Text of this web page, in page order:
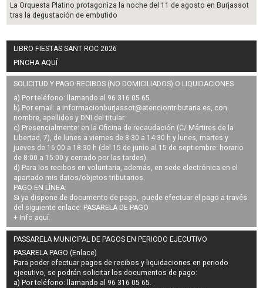
La Orquesta Platino protagoniza la noche del 11 de agosto en Burjassot
tras la degustación de embutido
LIBRO FIESTAS SANT ROC 2026
PINCHA AQUÍ
SOLICITUD Y PAGO RECIBOS (NO DOMICILIADOS) O LIQUIDACIONES
a) Por teléfono: llamando al 96 316 05 65.
b) Por email: a informacionburjassot@atenciontributaria.es, con
nombre, apellidos y DNI del titular.
c) Presencialmente: en la Oficina de recaudación (C/ Mártires de la
Libertad, 7), de lunes a viernes de 8:30 a 14:30 h y lunes, martes y
jueves de 16:00 a 18:30 h (del 15 de junio al 15 de septiembre: horario
de 8:00 a 15:00 y cerrado por las tardes).
d) Para los recibos en voluntaria, además, en sede electrónica en el
apartado mis datos/objetos tributarios.
PAGO EN LÍNEA:
Si ya dispone de documento de pago, puede efectuar el pago a través
del siguiente enlace: PASARELA DE PAGO
+ Info aquí.
PASSARELA MUNICIPAL DE PAGOS EN PERIODO EJECUTIVO
PASARELA PAGO (Enlace)
Para poder efectuar pagos derecibos y liquidaciones en periodo
ejecutivo, se podrán solicitar los documentos de pago:
a) Por teléfono: llamando al 96 316 05 65.